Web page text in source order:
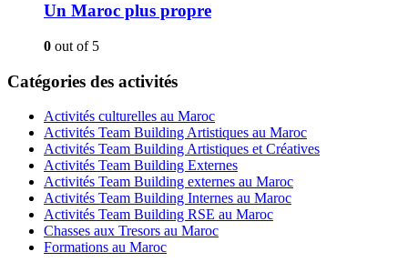
Un Maroc plus propre
0 out of 5
Catégories des activités
Activités culturelles au Maroc
Activités Team Building Artistiques au Maroc
Activités Team Building Artistiques et Créatives
Activités Team Building Externes
Activités Team Building externes au Maroc
Activités Team Building Internes au Maroc
Activités Team Building RSE au Maroc
Chasses aux Tresors au Maroc
Formations au Maroc